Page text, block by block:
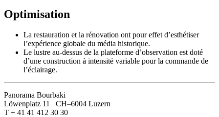
Optimisation
La restauration et la rénovation ont pour effet d’esthétiser
l’expérience globale du média historique.
Le lustre au-dessus de la plateforme d’observation est doté
d’une construction à intensité variable pour la commande de
l’éclairage.
Panorama Bourbaki
Löwenplatz 11 CH–6004 Luzern
T + 41 41 412 30 30